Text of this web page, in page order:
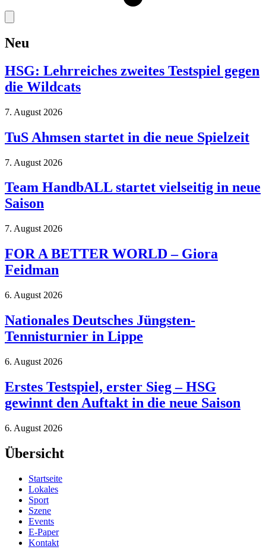
Neu
HSG: Lehrreiches zweites Testspiel gegen
die Wildcats
7. August 2026
TuS Ahmsen startet in die neue Spielzeit
7. August 2026
Team HandbALL startet vielseitig in neue
Saison
7. August 2026
FOR A BETTER WORLD – Giora
Feidman
6. August 2026
Nationales Deutsches Jüngsten-
Tennisturnier in Lippe
6. August 2026
Erstes Testspiel, erster Sieg – HSG
gewinnt den Auftakt in die neue Saison
6. August 2026
Übersicht
Startseite
Lokales
Sport
Szene
Events
E-Paper
Kontakt